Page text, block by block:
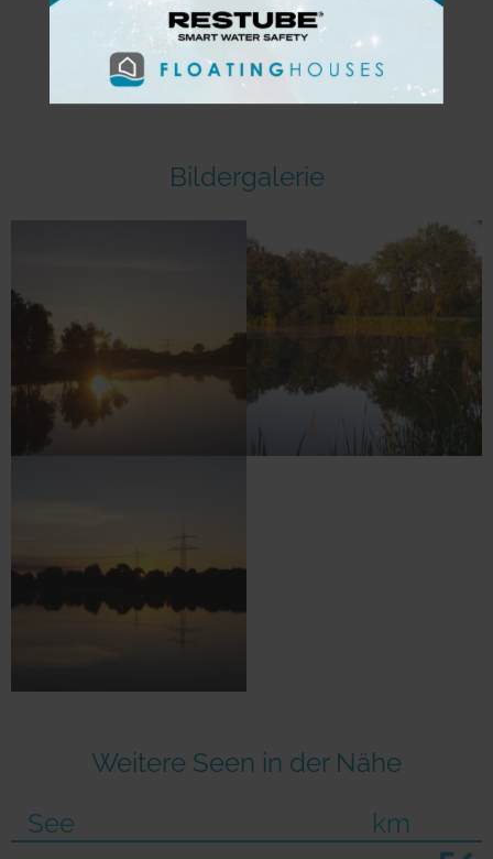
Allgemeine
Infos
Fakten
Bildergalerie
Weitere Seen in der Nähe
See
km